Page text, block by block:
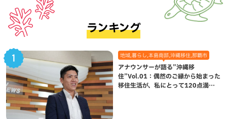
ランキング
地域,暮らし,本島南部,沖縄移住,那覇市
アナウンサーが語る”沖縄移
住”Vol.01：偶然のご縁から始まった
移住生活が、私にとって120点満点